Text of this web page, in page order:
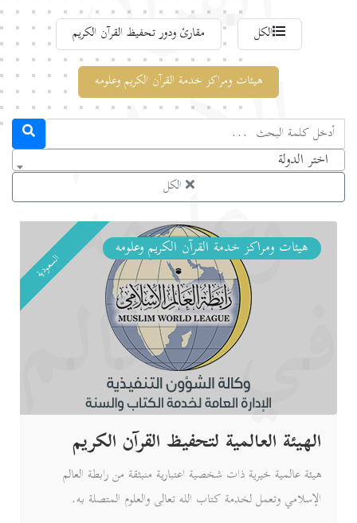
الكريم
وعلومه
في العالم
الكل مقارئ ودور تحفيظ القرآن الكريم
هيئات ومراكز خدمة القرآن الكريم وعلومه
اختر الدولة
الكل
هيئات ومراكز خدمة القرآن الكريم وعلومه
السعودية
الهيئة العالمية لتحفيظ القرآن الكريم
هيئة عالمية خيرية ذات شخصية اعتبارية منبثقة من رابطة العالم
الإسلامي وتعمل لخدمة كتاب الله تعالى والعلوم المتصلة به.